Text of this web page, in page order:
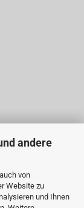
andere
von
Website zu
und Ihnen